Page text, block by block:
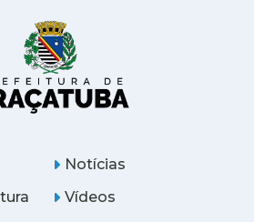
Notícias
Vídeos